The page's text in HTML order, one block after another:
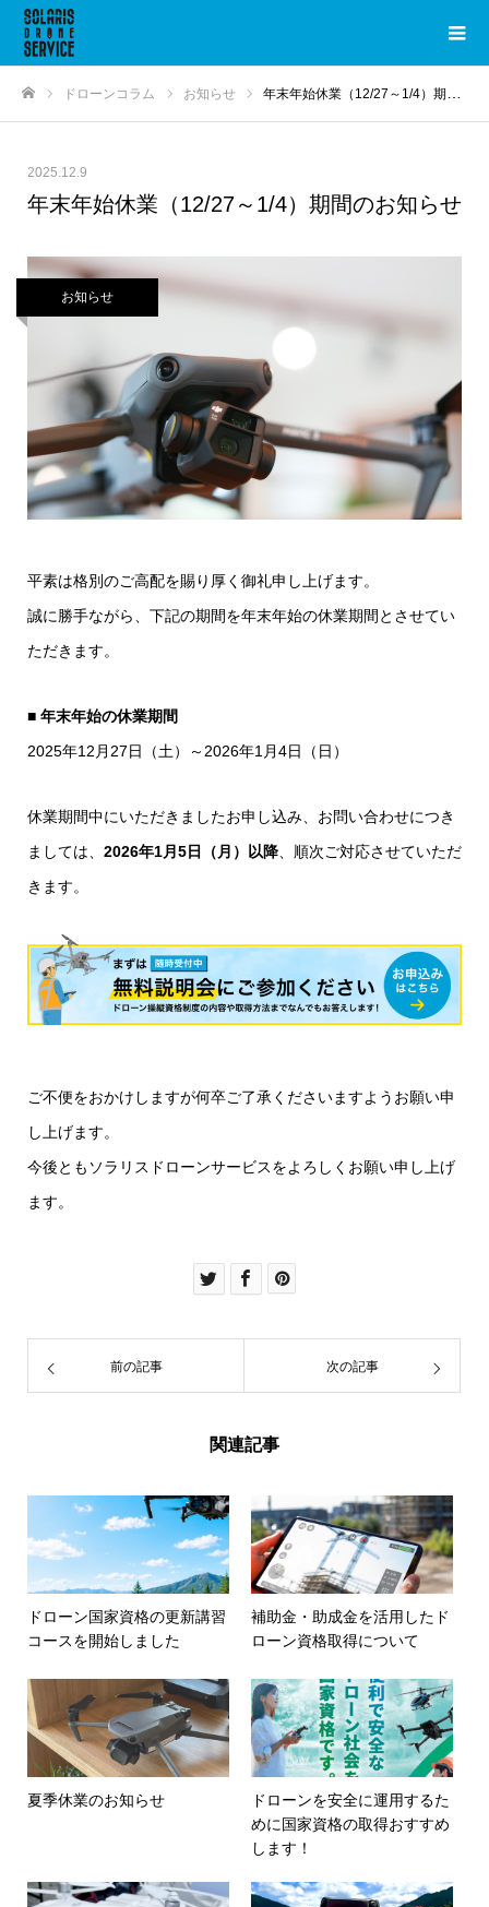
ドローンコラム お知らせ 年末年始休業（12/27～1/4）期間のお知らせ
2025.12.9
年末年始休業（12/27～1/4）期間のお知らせ
お知らせ
平素は格別のご高配を賜り厚く御礼申し上げます。
誠に勝手ながら、下記の期間を年末年始の休業期間とさせてい
ただきます。
■ 年末年始の休業期間
2025年12月27日（土）～2026年1月4日（日）
休業期間中にいただきましたお申し込み、お問い合わせにつき
ましては、 2026年1月5日（月）以降、順次ご対応させていただ
きます。
ご不便をおかけしますが何卒ご了承くださいますようお願い申
し上げます。
今後ともソラリスドローンサービスをよろしくお願い申し上げ
ます。
前の記事 次の記事
関連記事
ドローン国家資格の更新講習
コースを開始しました
補助金・助成金を活用したド
ローン資格取得について
夏季休業のお知らせ
ドローンを安全に運用するた
めに国家資格の取得おすすめ
します！